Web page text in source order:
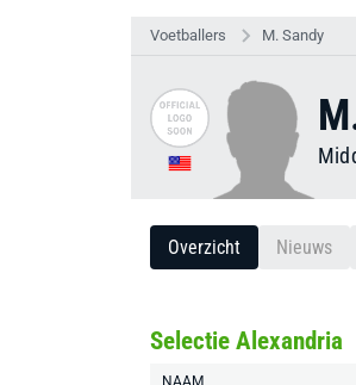
Voetballers M. Sandy
Overzicht Nieuws
Selectie Alexandria
NAAM